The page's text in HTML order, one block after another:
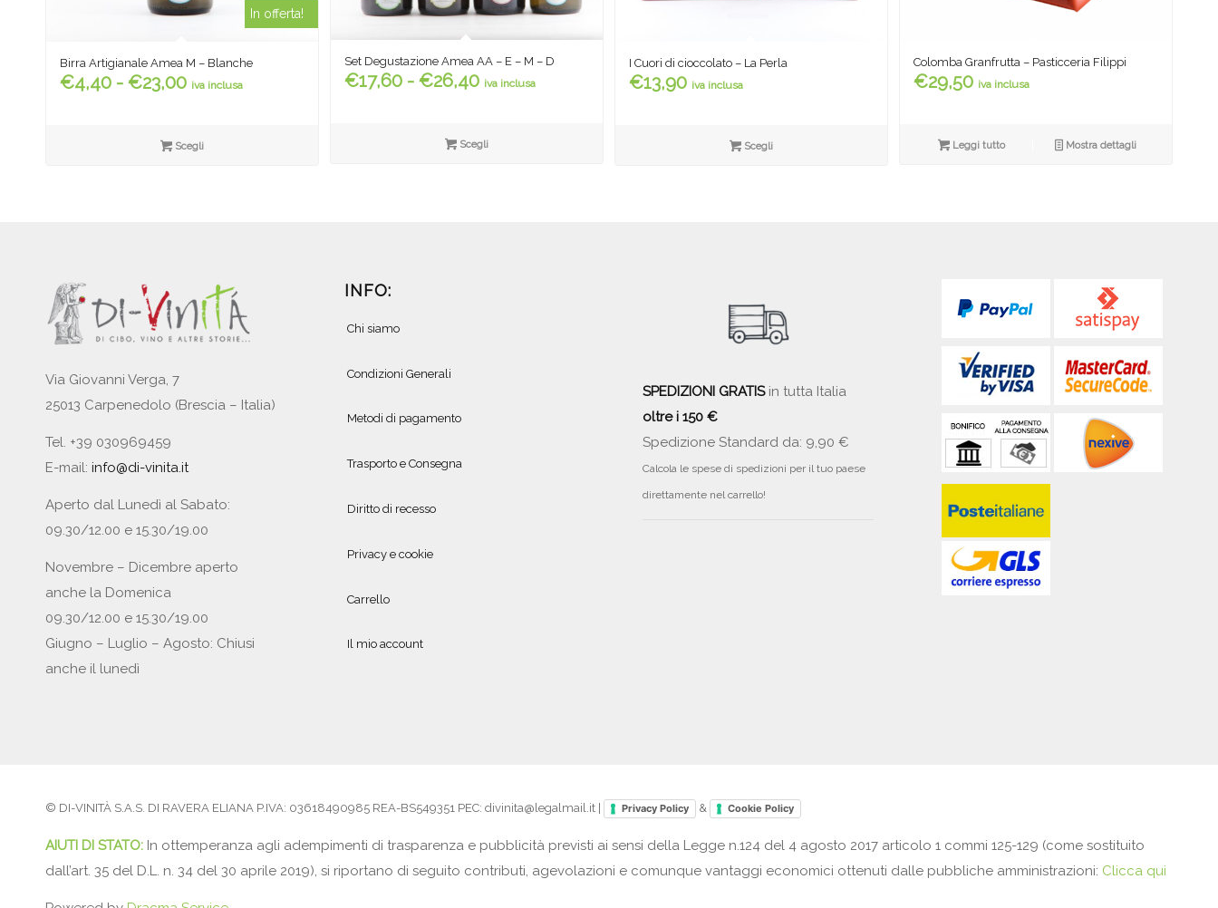
Birra Artigianale Amea M – Blanche
€4,40 - €23,00Fascia
da
iva inclusa
In offerta!
Scegli
Set Degustazione Amea AA – E – M – D
€17,60 - €26,40Fascia
da
iva inclusa
Scegli
I Cuori di cioccolato – La Perla
€13,90 iva inclusa
Scegli
Colomba Granfrutta – Pasticceria Filippi
€29,50 iva inclusa
Leggi tutto Mostra dettagli
Via Giovanni Verga, 7
25013 Carpenedolo (Brescia – Italia)
Tel. +39 030969459
E-mail: info@di-vinita.it
Aperto dal Lunedì al Sabato:
09.30/12.00 e 15.30/19.00
Novembre – Dicembre aperto
anche la Domenica
09.30/12.00 e 15.30/19.00
Giugno – Luglio – Agosto: Chiusi
anche il lunedì
INFO:
Chi siamo
Condizioni Generali
Metodi di pagamento
Trasporto e Consegna
Diritto di recesso
Privacy e cookie
Carrello
Il mio account
SPEDIZIONI GRATISin tutta Italia
oltre i 150 €
Spedizione Standard da: 9,90 €
Calcola le spese di spedizioni per il tuo paese
direttamente nel carrello!
© DI-VINITÀ S.A.S. DI RAVERA ELIANA P.IVA: 03618490985 REA-BS549351 PEC: divinita@legalmail.it | Privacy Policy & Cookie Policy
AIUTI DI STATO: In ottemperanza agli adempimenti di trasparenza e pubblicità previsti ai sensi della Legge n.124 del 4 agosto 2017 articolo 1 commi 125-129 (come sostituito
dall’art. 35 del D.L. n. 34 del 30 aprile 2019), si riportano di seguito contributi, agevolazioni e comunque vantaggi economici ottenuti dalle pubbliche amministrazioni: Clicca qui